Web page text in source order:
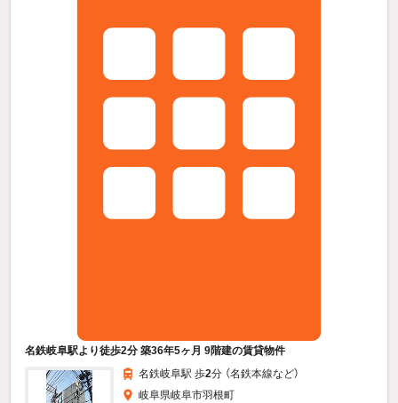
名鉄岐阜駅より徒歩2分 築36年5ヶ月 9階建の賃貸物件
名鉄岐阜駅 歩2分 （名鉄本線など）
岐阜県岐阜市羽根町